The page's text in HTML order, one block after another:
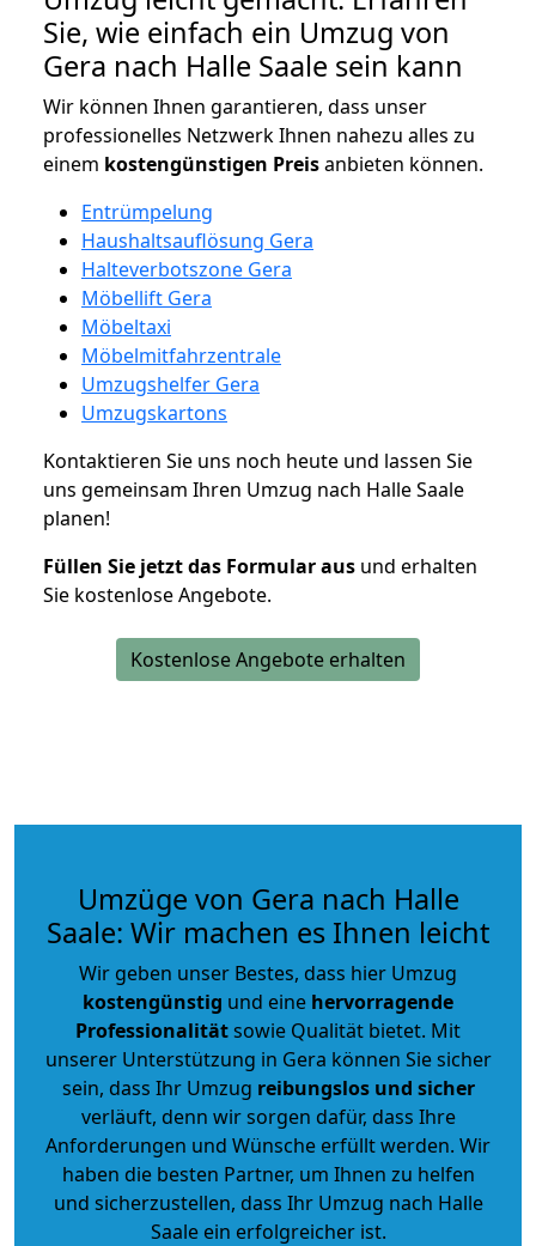
Sie, wie einfach ein Umzug von
Gera nach Halle Saale sein kann
Wir können Ihnen garantieren, dass unser
professionelles Netzwerk Ihnen nahezu alles zu
einem kostengünstigen Preisanbieten können.
Entrümpelung
Haushaltsauflösung Gera
Halteverbotszone Gera
Möbellift Gera
Möbeltaxi
Möbelmitfahrzentrale
Umzugshelfer Gera
Umzugskartons
Kontaktieren Sie uns noch heute und lassen Sie
uns gemeinsam Ihren Umzug nach Halle Saale
planen!
Füllen Sie jetzt das Formular aus und erhalten
Sie kostenlose Angebote.
Kostenlose Angebote erhalten
Umzüge von Gera nach Halle
Saale: Wir machen es Ihnen leicht
Wir geben unser Bestes, dass hier Umzug
kostengünstig und eine hervorragende
Professionalitätsowie Qualität bietet. Mit
unserer Unterstützung in Gera können Sie sicher
sein, dass Ihr Umzug reibungslos und sicher
verläuft, denn wir sorgen dafür, dass Ihre
Anforderungen und Wünsche erfüllt werden. Wir
haben die besten Partner, um Ihnen zu helfen
und sicherzustellen, dass Ihr Umzug nach Halle
Saale ein erfolgreicher ist.